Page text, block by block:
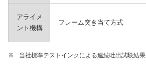
アライメ
ント機構
フレーム突き当て方式
※ 当社標準テストインクによる連続吐出試験結果